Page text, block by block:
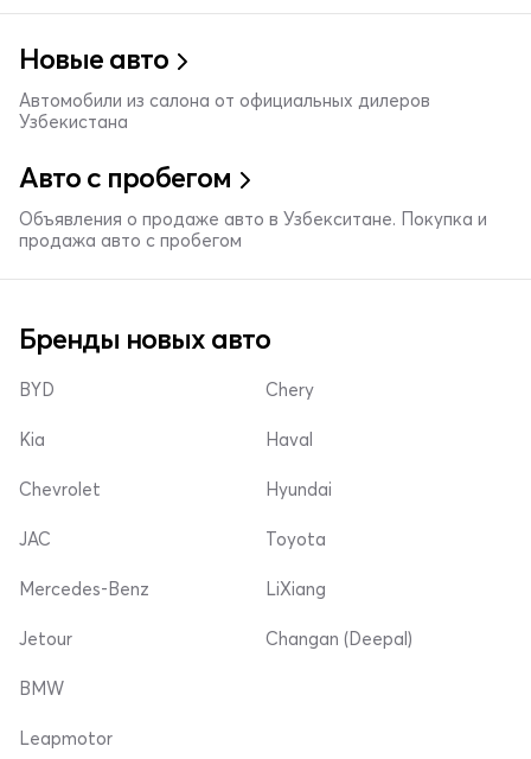
Новые авто
Автомобили из салона от официальных дилеров
Узбекистана
Авто с пробегом
Объявления о продаже авто в Узбекситане. Покупка и
продажа авто с пробегом
Бренды новых авто
BYD
Kia
Chevrolet
Chery
Haval
Hyundai
JAC
Mercedes-Benz
Jetour
Toyota
LiXiang
Changan (Deepal)
BMW
Leapmotor